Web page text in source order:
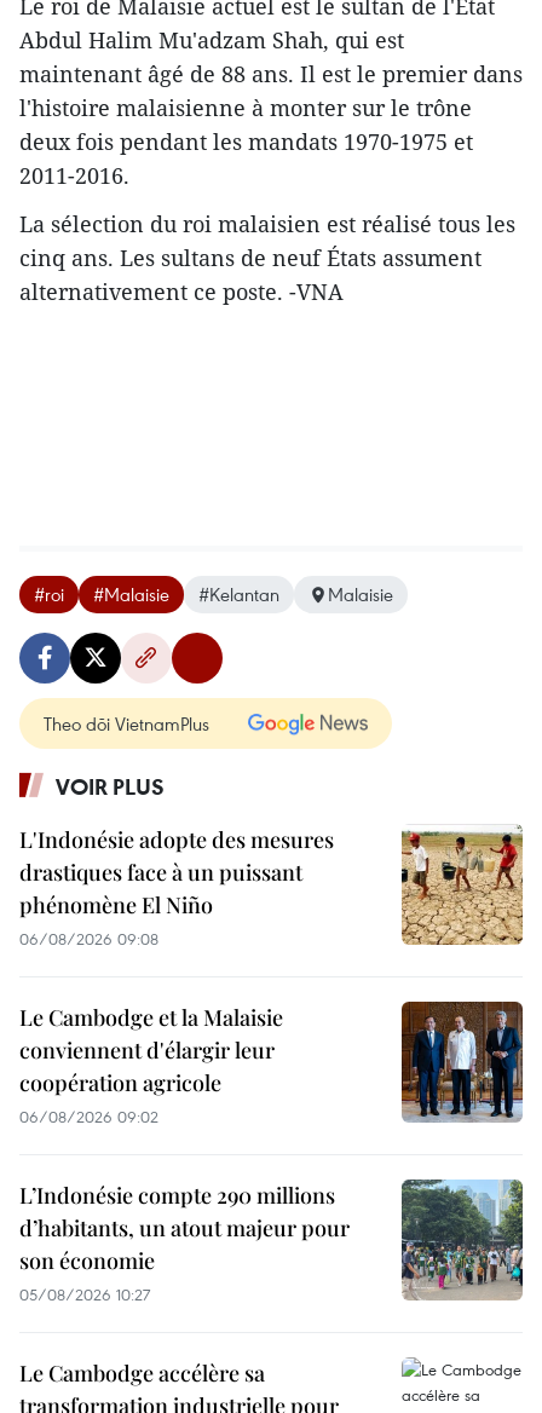
Le roi de Malaisie actuel est le sultan de l'État
Abdul Halim Mu'adzam Shah, qui est
maintenant âgé de 88 ans. Il est le premier dans
l'histoire malaisienne à monter sur le trône
deux fois pendant les mandats 1970-1975 et
2011-2016.
La sélection du roi malaisien est réalisé tous les
cinq ans. Les sultans de neuf États assument
alternativement ce poste. -VNA
#roi #Malaisie #Kelantan Malaisie
Theo dõi VietnamPlus
VOIR PLUS
L'Indonésie adopte des mesures
drastiques face à un puissant
phénomène El Niño
06/08/2026 09:08
Le Cambodge et la Malaisie
conviennent d'élargir leur
coopération agricole
06/08/2026 09:02
L’Indonésie compte 290 millions
d’habitants, un atout majeur pour
son économie
05/08/2026 10:27
Le Cambodge accélère sa
transformation industrielle pour